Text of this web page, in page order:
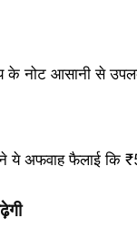
के नोट आसानी से
अफवाह फैलाई कि